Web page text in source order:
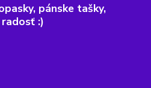
pánske tašky,
:)